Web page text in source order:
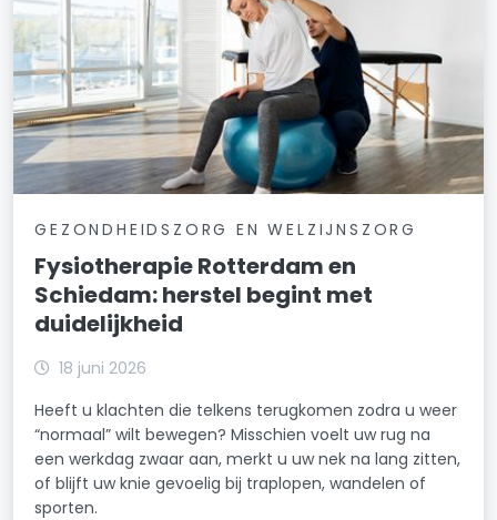
GEZONDHEIDSZORG EN WELZIJNSZORG
Fysiotherapie Rotterdam en
Schiedam: herstel begint met
duidelijkheid
18 juni 2026
Heeft u klachten die telkens terugkomen zodra u weer
“normaal” wilt bewegen? Misschien voelt uw rug na
een werkdag zwaar aan, merkt u uw nek na lang zitten,
of blijft uw knie gevoelig bij traplopen, wandelen of
sporten.